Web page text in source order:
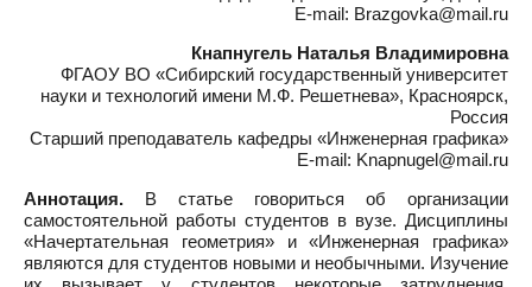
E-mail: Brazgovka@mail.ru
Кнапнугель Наталья Владимировна
ФГАОУ ВО «Сибирский государственный университет
науки и технологий имени М.Ф. Решетнева», Красноярск,
Россия
Старший преподаватель кафедры «Инженерная графика»
E-mail: Knapnugel@mail.ru
Аннотация. В статье говориться об организации
самостоятельной работы студентов в вузе. Дисциплины
«Начертательная геометрия» и «Инженерная графика»
являются для студентов новыми и необычными. Изучение